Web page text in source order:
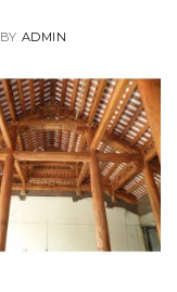
BY ADMIN